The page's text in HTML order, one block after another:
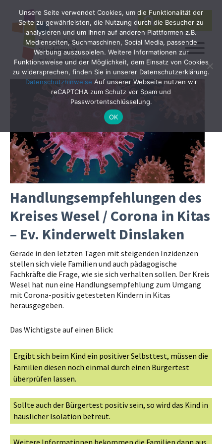
Search
for:
SEARCH
Handlungsempfehlungen des
Kreises Wesel / Corona in Kitas
– Ev. Kinderwelt Dinslaken
Gerade in den letzten Tagen mit steigenden Inzidenzen
stellen sich viele Familien und auch pädagogische
Fachkräfte die Frage, wie sie sich verhalten sollen. Der Kreis
Wesel hat nun eine Handlungsempfehlung zum Umgang
mit Corona-positiv getesteten Kindern in Kitas
herausgegeben.
Das Wichtigste auf einen Blick:
Ergibt sich beim Kind ein positiver Selbsttest, müssen die
Familien diesen noch einmal durch einen Bürgertest
überprüfen lassen.
Sollte auch der Bürgertest positiv sein, so wird das Kind in
häuslicher Isolation betreut.
Unsere Seite verwendet Cookies, um die Funktionalität der
Seite zu gewährleisten, die Nutzung durch die Besucher zu
analysieren und um Ihnen auf anderen Plattformen z.B.
Medienseiten, Suchmaschinen, Social Media, passende
Werbung auszuspielen. Weitere Informationen zur
Funktionsweise und der Möglichkeit, dem Einsatz von Cookies
zu widersprechen, finden Sie in unserer Datenschutzerklärung.
Datenschutzhinweise Auf unserer Webseite nutzen wir
reCAPTCHA zum Schutz vor Spam und
Passwortentschlüsselung.
OK